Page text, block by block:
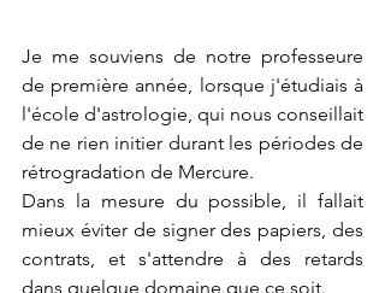
Je me souviens de notre professeure
de première année, lorsque j'étudiais à
l'école d'astrologie, qui nous conseillait
de ne rien initier durant les périodes de
rétrogradation de Mercure.
Dans la mesure du possible, il fallait
mieux éviter de signer des papiers, des
contrats, et s'attendre à des retards
dans quelque domaine que ce soit.